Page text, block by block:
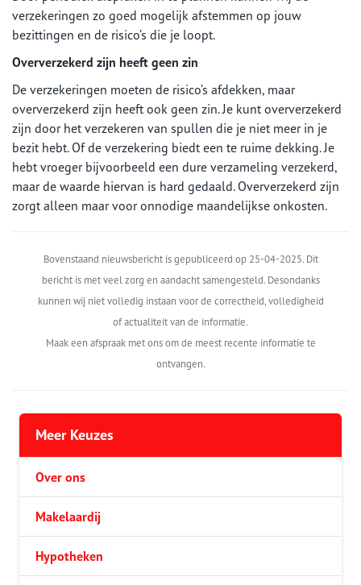
verzekeringen zo goed mogelijk afstemmen op jouw
bezittingen en de risico’s die je loopt.
Oververzekerd zijn heeft geen zin
De verzekeringen moeten de risico’s afdekken, maar
oververzekerd zijn heeft ook geen zin. Je kunt oververzekerd
zijn door het verzekeren van spullen die je niet meer in je
bezit hebt. Of de verzekering biedt een te ruime dekking. Je
hebt vroeger bijvoorbeeld een dure verzameling verzekerd,
maar de waarde hiervan is hard gedaald. Oververzekerd zijn
zorgt alleen maar voor onnodige maandelijkse onkosten.
Bovenstaand nieuwsbericht is gepubliceerd op 25-04-2025. Dit
bericht is met veel zorg en aandacht samengesteld. Desondanks
kunnen wij niet volledig instaan voor de correctheid, volledigheid
of actualiteit van de informatie.
Maak een afspraak met ons om de meest recente informatie te
ontvangen.
Meer Keuzes
Over ons
Makelaardij
Hypotheken